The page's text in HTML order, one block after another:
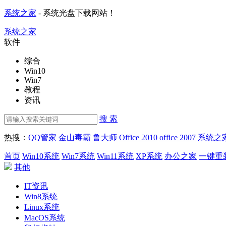
系统之家 - 系统光盘下载网站！
系统之家
软件
综合
Win10
Win7
教程
资讯
搜 索
热搜： QQ管家 金山毒霸 鲁大师 Office 2010 office 2007 系统之
首页 Win10系统 Win7系统 Win11系统 XP系统 办公之家 一键重
其他
IT资讯
Win8系统
Linux系统
MacOS系统